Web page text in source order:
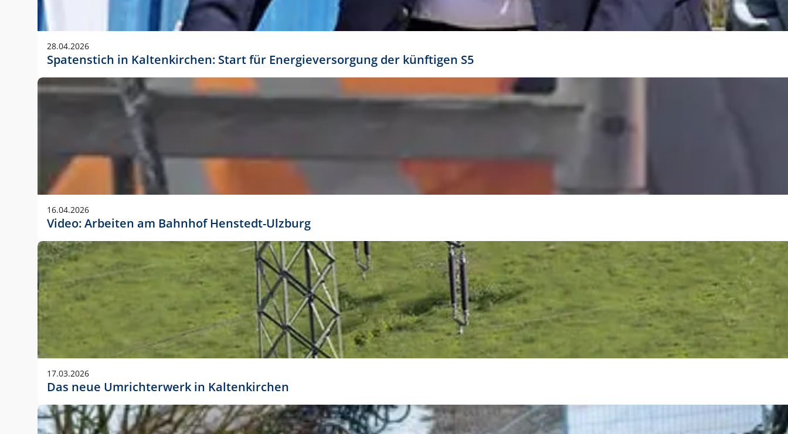
Anwendungsgröße im Layout:
Die Logohöhe beträgt 4 – 10 % der jeweiligen Formathöhe. Daraus ergeben sich für gängige Formate
folgende fest definierte Anwendungsgrößen im Layout:
DIN A3 – 15 mm hoch (5 %)
DIN A1 – 39 mm hoch (5 %)
DIN lang – 10 mm hoch (5 %)
1080 x 1080 px – 78 px hoch (7 %)
In Ausnahmefällen darf das Logo jedoch auch größer oder kleiner gesetzt werden. Dazu bedarf es jedoch
stets der vorherigen Absprache mit der Marketingabteilung.
28.04.2026
Spatenstich in Kaltenkirchen: Start für Energieversorgung der künftigen S5
16.04.2026
Video: Arbeiten am Bahnhof Henstedt-Ulzburg
17.03.2026
Das neue Umrichterwerk in Kaltenkirchen